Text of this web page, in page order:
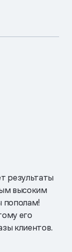
результаты
высоким
пополам!
его
клиентов.